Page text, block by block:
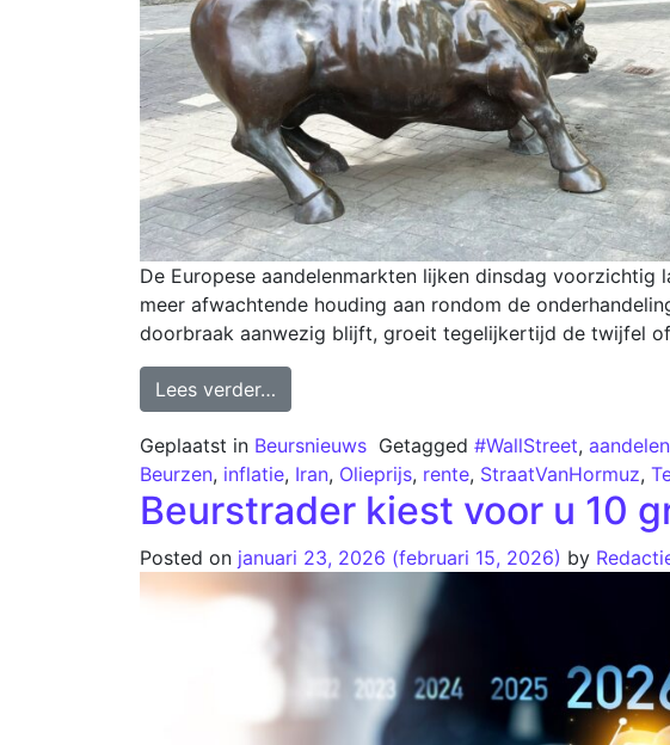
De Europese aandelenmarkten lijken dinsdag
meer afwachtende houding aan rondom de
doorbraak aanwezig blijft, groeit tegelijkertijd de twijfel
Lees verder…
Geplaatst in Beursnieuws Getagged #WallStreet, aandelen
Beurzen, inflatie, Iran, Olieprijs, rente, StraatVanHormuz,
Beurstrader kiest voor u 10
Posted on januari 23, 2026 (februari 15, 2026) by